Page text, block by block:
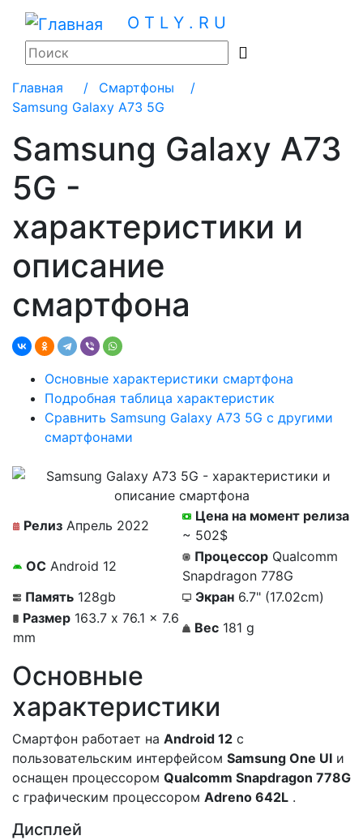
O T L Y . R U
Главная /
Смартфоны /
Samsung Galaxy A73 5G
Samsung Galaxy A73
5G -
характеристики и
описание
смартфона
Основные характеристики смартфона
Подробная таблица характеристик
Сравнить Samsung Galaxy A73 5G с другими
смартфонами
Релиз Апрель 2022
Цена на момент релиза
~ 502$
ОСAndroid 12
ПроцессорQualcomm
Snapdragon 778G
Память128gb Экран6.7" (17.02cm)
Размер 163.7 x 76.1 x 7.6
mm
Вес181 g
Основные
характеристики
Смартфон работает на Android 12 c
пользовательским интерфейсом Samsung One UI и
оснащен процессором Qualcomm Snapdragon 778G
с графическим процессором Adreno 642L .
Дисплей